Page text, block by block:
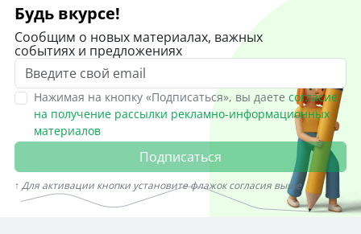
Будь вкурсе!
Сообщим о новых материалах, важных
событиях и предложениях
Нажимая на кнопку «Подписаться», вы даете согласие
на получение рассылки рекламно-информационных
материалов
Подписаться
↑ Для активации кнопки установите флажок согласия выше